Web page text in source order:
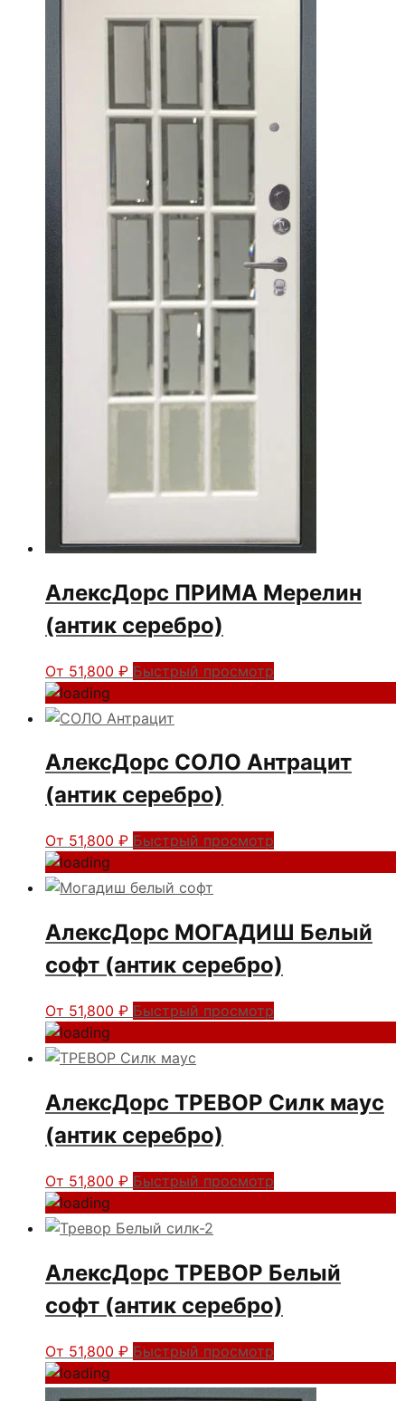
АлексДорс ПРИМА Мерелин
(антик серебро)
От 51,800 ₽ Быстрый просмотр
АлексДорс СОЛО Антрацит
(антик серебро)
От 51,800 ₽ Быстрый просмотр
АлексДорс МОГАДИШ Белый
софт (антик серебро)
От 51,800 ₽ Быстрый просмотр
АлексДорс ТРЕВОР Силк маус
(антик серебро)
От 51,800 ₽ Быстрый просмотр
АлексДорс ТРЕВОР Белый
софт (антик серебро)
От 51,800 ₽ Быстрый просмотр